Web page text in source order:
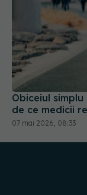
Obiceiul
de ce medicii
07 mai 2026, 08:33